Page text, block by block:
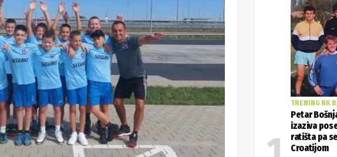
TRENING NK
Petar
izaziva
ratišta pa
Croatijom